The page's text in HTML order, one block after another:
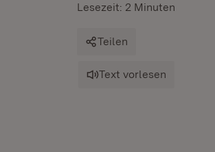
Lesezeit: 2 Minuten
Teilen
Text vorlesen